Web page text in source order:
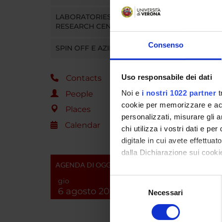
Consenso
Uso responsabile dei dati
Noi e i nostri 1022 partner
cookie per memorizzare e
personalizzati, misurare gli
chi utilizza i vostri dati e per
digitale in cui avete
dalla Dichiarazione sui
Con il tuo consenso,
raccogliere
digitali).
Necessari
LABORATORIES AND
RESEARCH CENTRES
SPIN OFF E AZIENDE
Contacts
People
Places
Calendar
AGENDA DI OGGI
gio
6 agosto 2026
In
Il
e
durata
AIFA -